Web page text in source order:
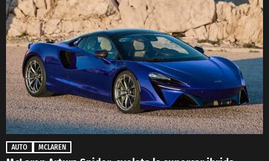
AUTO MCLAREN